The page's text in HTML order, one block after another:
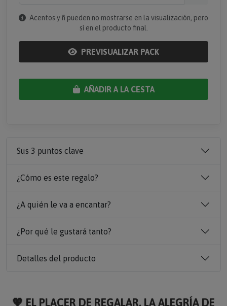
Acentos y ñ pueden no mostrarse en la visualización, pero
sí en el producto final.
PREVISUALIZAR PACK
AÑADIR A LA CESTA
Sus 3 puntos clave
¿Cómo es este regalo?
¿A quién le va a encantar?
¿Por qué le gustará tanto?
Detalles del producto
🧡 EL PLACER DE REGALAR, LA ALEGRÍA DE